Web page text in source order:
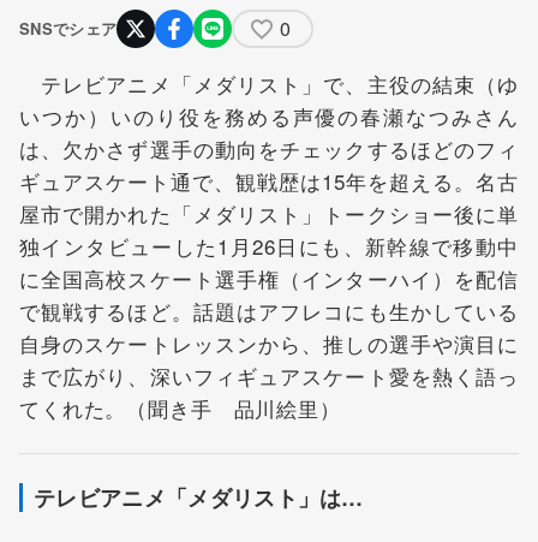
SNSでシェア 0
テレビアニメ「メダリスト」で、主役の結束（ゆ
いつか）いのり役を務める声優の春瀬なつみさん
は、欠かさず選手の動向をチェックするほどのフィ
ギュアスケート通で、観戦歴は15年を超える。名古
屋市で開かれた「メダリスト」トークショー後に単
独インタビューした1月26日にも、新幹線で移動中
に全国高校スケート選手権（インターハイ）を配信
で観戦するほど。話題はアフレコにも生かしている
自身のスケートレッスンから、推しの選手や演目に
まで広がり、深いフィギュアスケート愛を熱く語っ
てくれた。（聞き手 品川絵里）
テレビアニメ「メダリスト」は…